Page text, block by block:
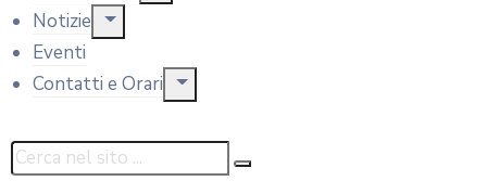
Notizie
Eventi
Contatti e Orari